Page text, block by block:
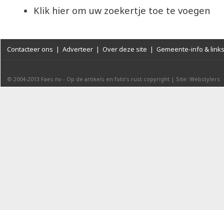
Klik hier om uw zoekertje toe te voegen
Contacteer ons | Adverteer | Over deze site | Gemeente-info & links
© 2004-2013 Faes nv - Op de artikels en foto’s rust copyright | Site: Webstylers